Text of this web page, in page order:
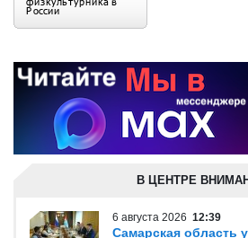
В ЦЕНТРЕ
6 августа 2026 12:39
Самарская область